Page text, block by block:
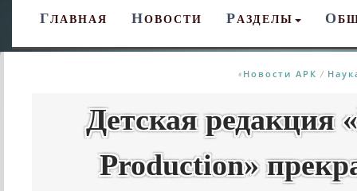
ГЛАВНАЯ НОВОСТИ РАЗДЕЛЫ О
« Новости АРК /
Детская редакция
Production»